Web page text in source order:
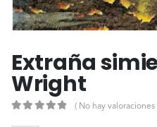
Extraña
Wright
( No hay valoraciones